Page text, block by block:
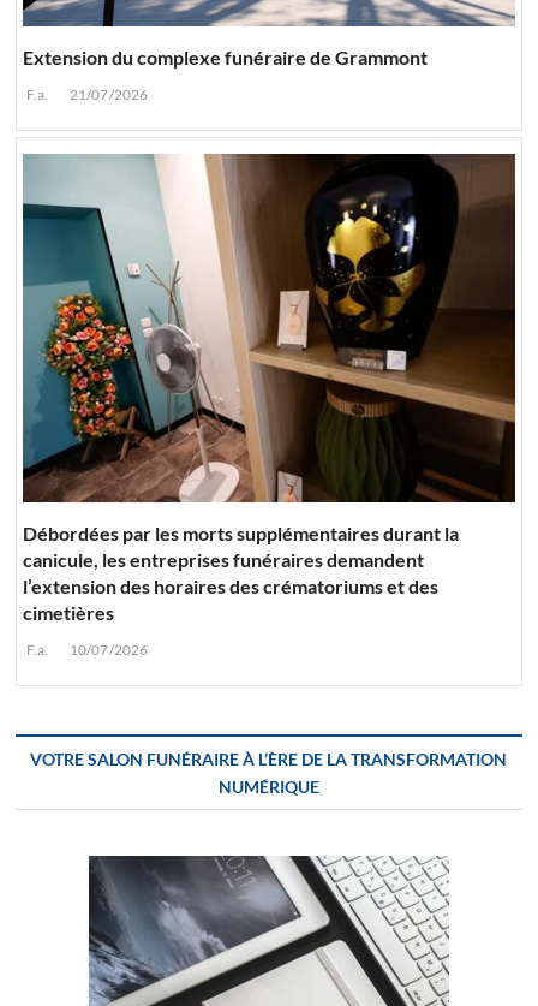
Extension du complexe funéraire de Grammont
F.a. 21/07/2026
Débordées par les morts supplémentaires durant la
canicule, les entreprises funéraires demandent
l’extension des horaires des crématoriums et des
cimetières
F.a. 10/07/2026
VOTRE SALON FUNÉRAIRE À L’ÈRE DE LA TRANSFORMATION
NUMÉRIQUE